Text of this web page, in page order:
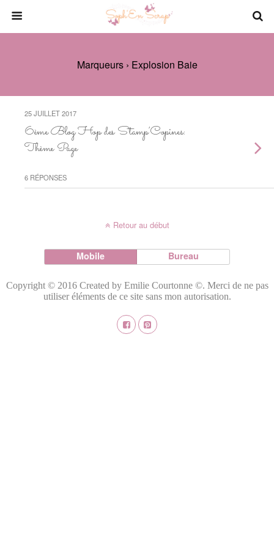
Marqueurs › Explosion Baie
25 JUILLET 2017
6ème Blog Hop des Stamp’Copines:
Thème Page
6 RÉPONSES
Retour au début
Mobile Bureau
Copyright © 2016 Created by Emilie Courtonne ©. Merci de ne pas
utiliser éléments de ce site sans mon autorisation.